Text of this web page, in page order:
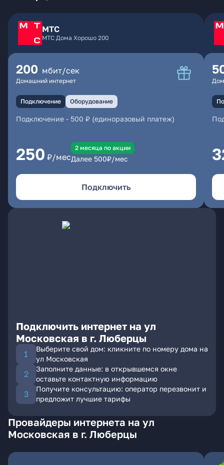
МТС
МТС Дома Хорошо 200
200 мбит/сек
Домашний интернет
Подключение Оборудование
Подключение - 500 ₽ (единоразовый платеж)
250 ₽/мес
2 месяцa по акции
Далее 500₽/мес
Подключить
Подключить интернет на ул
Московская в г. Люберцы
Выберите свой дом: кликните по номеру дома на
ул Московская
Заполните данные: в открывшемся окне
оставьте контактную информацию
Получите консультацию: оператор перезвонит и
предложит лучшие тарифы
Провайдеры интернета на ул
Московская в г. Люберцы